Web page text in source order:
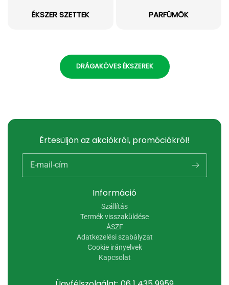
ÉKSZER SZETTEK PARFÜMÖK
DRÁGAKÖVES ÉKSZEREK
Információ
Szállítás
Termék visszaküldése
ÁSZF
Adatkezelési szabályzat
Cookie irányelvek
Kapcsolat
Értesüljön az akciókról, promóciókról!
E-mail-cím